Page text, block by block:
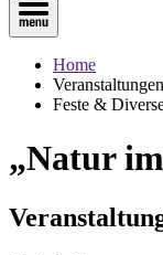
Home
Veranstaltungen
Feste &
„Natur